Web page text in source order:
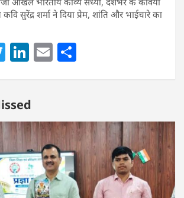
कवि सुरेंद्र शर्मा ने दिया प्रेम, शांति और भाईचारे का
T
er
Li
e
dI
n
E